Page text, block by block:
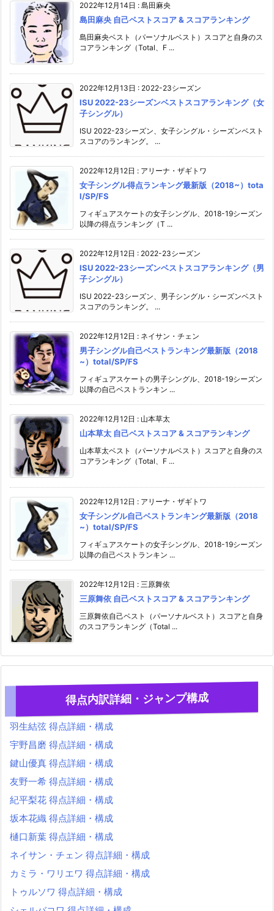
2022年12月14日 : 島田麻央
島田麻央 自己ベストスコア & スコアランキング
島田麻央ベスト（パーソナルベスト）スコアと自身のス
コアランキング（Total、F ...
2022年12月13日 : 2022-23シーズン
ISU 2022-23シーズンベストスコアランキング（女
子シングル）
ISU 2022-23シーズン、女子シングル・シーズンベスト
スコアのランキング。 ...
2022年12月12日 : アリーナ・ザギトワ
女子シングル得点ランキング最新版（2018~）tota
l/SP/FS
フィギュアスケートの女子シングル、2018-19シーズン
以降の得点ランキング（T ...
2022年12月12日 : 2022-23シーズン
ISU 2022-23シーズンベストスコアランキング（男
子シングル）
ISU 2022-23シーズン、男子シングル・シーズンベスト
スコアのランキング。 ...
2022年12月12日 : ネイサン・チェン
男子シングル自己ベストランキング最新版（2018
~）total/SP/FS
フィギュアスケートの男子シングル、2018-19シーズン
以降の自己ベストランキン ...
2022年12月12日 : 山本草太
山本草太 自己ベストスコア & スコアランキング
山本草太ベスト（パーソナルベスト）スコアと自身のス
コアランキング（Total、F ...
2022年12月12日 : アリーナ・ザギトワ
女子シングル自己ベストランキング最新版（2018
~）total/SP/FS
フィギュアスケートの女子シングル、2018-19シーズン
以降の自己ベストランキン ...
2022年12月12日 : 三原舞依
三原舞依 自己ベストスコア & スコアランキング
三原舞依自己ベスト（パーソナルベスト）スコアと自身
のスコアランキング（Total ...
得点内訳詳細・ジャンプ構成
羽生結弦 得点詳細・構成
宇野昌磨 得点詳細・構成
鍵山優真 得点詳細・構成
友野一希 得点詳細・構成
紀平梨花 得点詳細・構成
坂本花織 得点詳細・構成
樋口新葉 得点詳細・構成
ネイサン・チェン 得点詳細・構成
カミラ・ワリエワ 得点詳細・構成
トゥルソワ 得点詳細・構成